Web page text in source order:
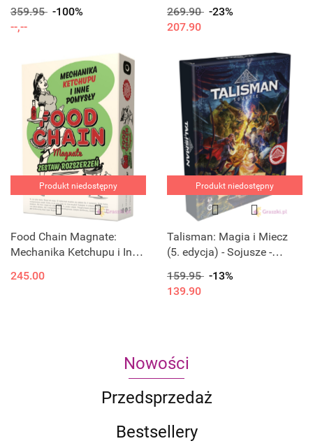
359.95 -100%
--,--
269.90 -23%
207.90
Produkt niedostępny
Food Chain Magnate:
Mechanika Ketchupu i Inne
245.00
Produkt niedostępny
Talisman: Magia i Miecz
(5. edycja) - Sojusze -
159.95 -13%
139.90
Nowości
Przedsprzedaż
Bestsellery